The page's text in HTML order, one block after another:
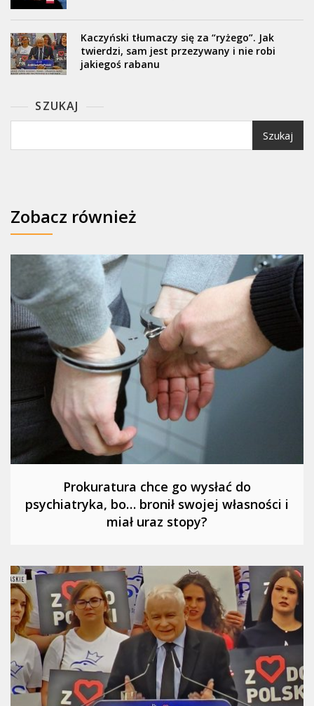
Kaczyński tłumaczy się za “ryżego”. Jak
twierdzi, sam jest przezywany i nie robi
jakiegoś rabanu
SZUKAJ
Szukaj
Zobacz również
Prokuratura chce go wysłać do
psychiatryka, bo… bronił swojej własności i
miał uraz stopy?